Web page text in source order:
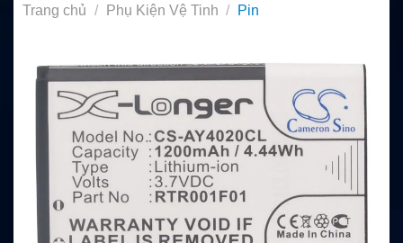
Trang chủ / Phụ Kiện Vệ Tinh / Pin